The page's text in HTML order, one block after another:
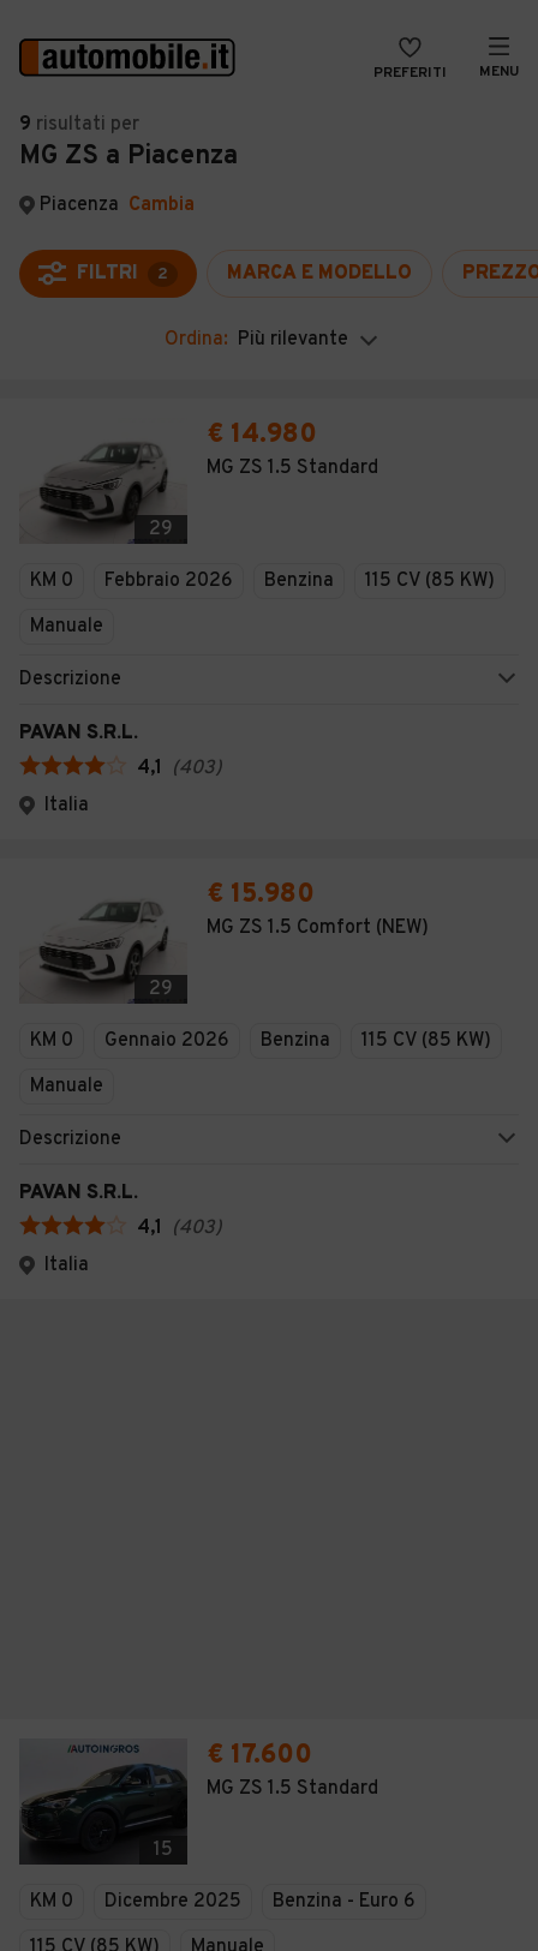
PREFERITI MENU
Auto
Auto usate
Auto Km 0
Auto Nuove
Noleggio a lungo termine
Moto
Camper
Veicoli Commerciali
VENDI
MAGAZINE
ACCEDI
9 risultati per
MG ZS a Piacenza
Piacenza Cambia
FILTRI 2 MARCA E MODELLO
Ordina: Più rilevante
29
€ 14.980
MG ZS 1.5 Standard
KM 0 Febbraio 2026 Benzina
115 CV (85 KW)
Manuale
Descrizione
PAVAN S.R.L.
4,1 (403)
Italia
29
€ 15.980
MG ZS 1.5 Comfort (NEW)
KM 0 Gennaio 2026 Benzina
115 CV (85 KW)
Manuale
Descrizione
PAVAN S.R.L.
4,1 (403)
Italia
15
€ 17.600
MG ZS 1.5 Standard
KM 0 Dicembre 2025
Benzina - Euro 6